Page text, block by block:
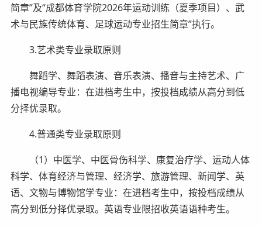
简章”及“成都体育学院2026年运动训练（夏季项目）、武
术与民族传统体育、足球运动专业招生简章”执行。
3.艺术类专业录取原则
舞蹈学、舞蹈表演、音乐表演、播音与主持艺术、广
播电视编导专业：在进档考生中，按投档成绩从高分到低
分择优录取。
4.普通类专业录取原则
（1）中医学、中医骨伤科学、康复治疗学、运动人体
科学、体育经济与管理、经济学、旅游管理、新闻学、英
语、文物与博物馆学专业：在进档考生中，按投档成绩从
高分到低分择优录取。英语专业限招收英语语种考生。